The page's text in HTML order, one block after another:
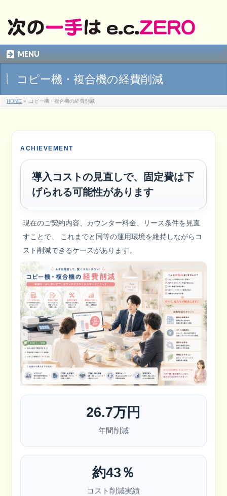
MENU
コピー機・複合機の経費削減
HOME » コピー機・複合機の経費削減
ACHIEVEMENT
導入コストの見直しで、固定費は下
げられる可能性があります
現在のご契約内容、カウンター料金、リース条件を見直
すことで、 これまでと同等の運用環境を維持しながらコ
スト削減できるケースがあります。
26.7万円
年間削減
約43％
コスト削減実績